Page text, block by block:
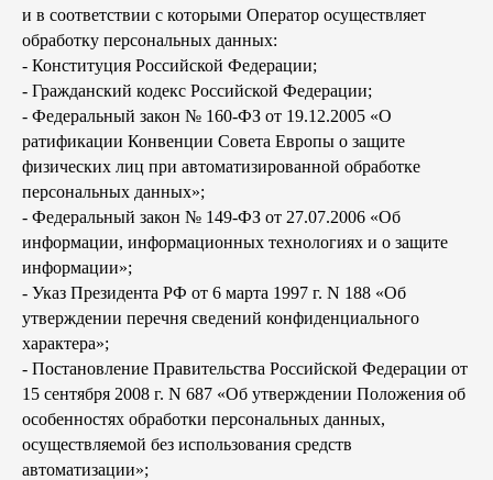
и в соответствии с которыми Оператор осуществляет
обработку персональных данных:
- Конституция Российской Федерации;
- Гражданский кодекс Российской Федерации;
- Федеральный закон № 160-ФЗ от 19.12.2005 «О
ратификации Конвенции Совета Европы о защите
физических лиц при автоматизированной обработке
персональных данных»;
- Федеральный закон № 149-ФЗ от 27.07.2006 «Об
информации, информационных технологиях и о защите
информации»;
- Указ Президента РФ от 6 марта 1997 г. N 188 «Об
утверждении перечня сведений конфиденциального
характера»;
- Постановление Правительства Российской Федерации от
15 сентября 2008 г. N 687 «Об утверждении Положения об
особенностях обработки персональных данных,
осуществляемой без использования средств
автоматизации»;